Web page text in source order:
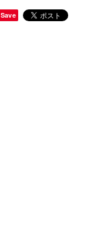
Save